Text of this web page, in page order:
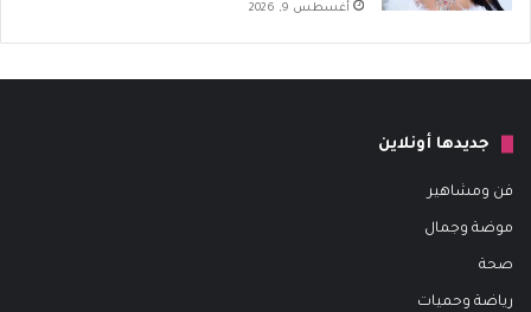
أغسطس 9, 2026
جديدها أونلاين
فن ومشاهير
موضة وجمال
صحة
رياضة وحميات